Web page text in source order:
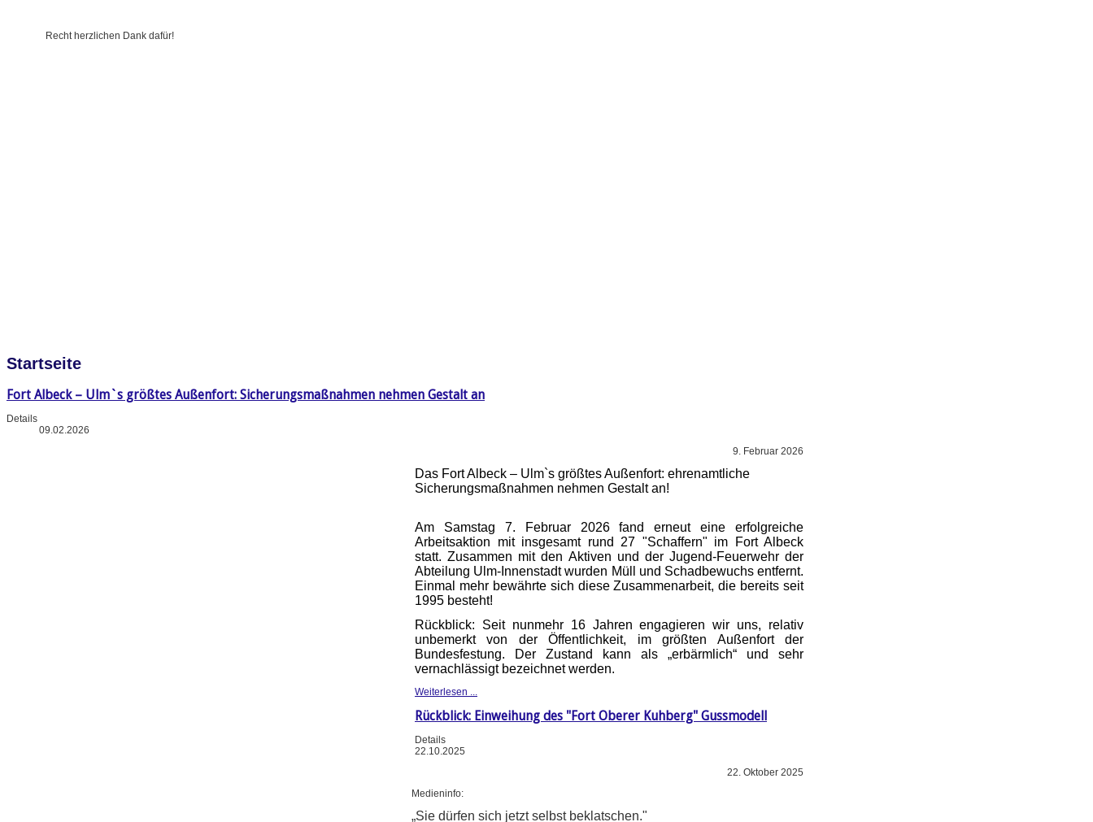
Recht herzlichen Dank dafür!
Startseite
Fort Albeck – Ulm`s größtes Außenfort: Sicherungsmaßnahmen nehmen Gestalt an
Details
09.02.2026
9. Februar 2026
Das Fort Albeck – Ulm`s größtes Außenfort: ehrenamtliche
Sicherungsmaßnahmen nehmen Gestalt an!
Am Samstag 7. Februar 2026 fand erneut eine erfolgreiche
Arbeitsaktion mit insgesamt rund 27 "Schaffern" im Fort Albeck
statt. Zusammen mit den Aktiven und der Jugend-Feuerwehr der
Abteilung Ulm-Innenstadt wurden Müll und Schadbewuchs entfernt.
Einmal mehr bewährte sich diese Zusammenarbeit, die bereits seit
1995 besteht!
Rückblick: Seit nunmehr 16 Jahren engagieren wir uns, relativ
unbemerkt von der Öffentlichkeit, im größten Außenfort der
Bundesfestung. Der Zustand kann als „erbärmlich“ und sehr
vernachlässigt bezeichnet werden.
Weiterlesen ...
Rückblick: Einweihung des "Fort Oberer Kuhberg" Gussmodell
Details
22.10.2025
22. Oktober 2025
Medieninfo:
„Sie dürfen sich jetzt selbst beklatschen."